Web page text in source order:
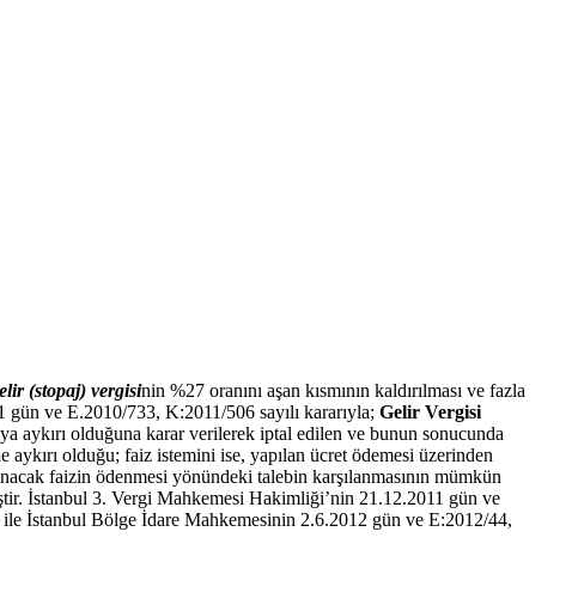
(stopaj) vergisinin %27 oranını aşan kısmının kaldırılması ve fazla
ve E.2010/733, K:2011/506 sayılı kararıyla; Gelir Vergisi
aykırı olduğuna karar verilerek iptal edilen ve bunun sonucunda
olduğu; faiz istemini ise, yapılan ücret ödemesi üzerinden
faizin ödenmesi yönündeki talebin karşılanmasının mümkün
İstanbul 3. Vergi Mahkemesi Hakimliği’nin 21.12.2011 gün ve
ile İstanbul Bölge İdare Mahkemesinin 2.6.2012 gün ve E:2012/44,